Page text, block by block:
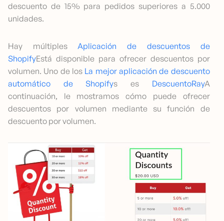
descuento de 15% para pedidos superiores a 5.000
unidades.
Hay múltiples Aplicación de descuentos de
ShopifyEstá disponible para ofrecer descuentos por
volumen. Uno de los La mejor aplicación de descuento
automático de Shopifys es DescuentoRayA
continuación, le mostramos cómo puede ofrecer
descuentos por volumen mediante su función de
descuento por volumen.